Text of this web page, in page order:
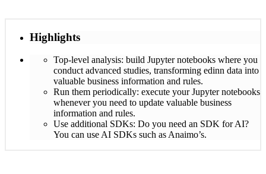
Highlights
Top-level analysis: build Jupyter notebooks where you
conduct advanced studies, transforming edinn data into
valuable business information and rules.
Run them periodically: execute your Jupyter notebooks
whenever you need to update valuable business
information and rules.
Use additional SDKs: Do you need an SDK for AI?
You can use AI SDKs such as Anaimo’s.